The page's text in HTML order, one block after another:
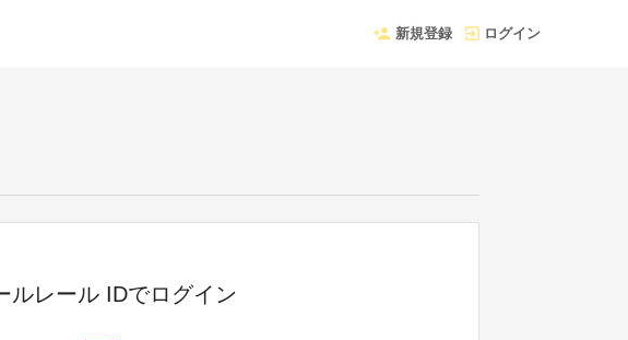
新規登録 ログイン
ルレール IDでログイン